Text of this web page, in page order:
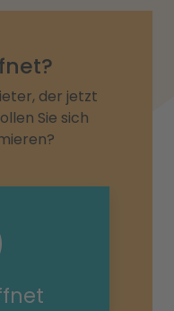
der jetzt
Sie sich